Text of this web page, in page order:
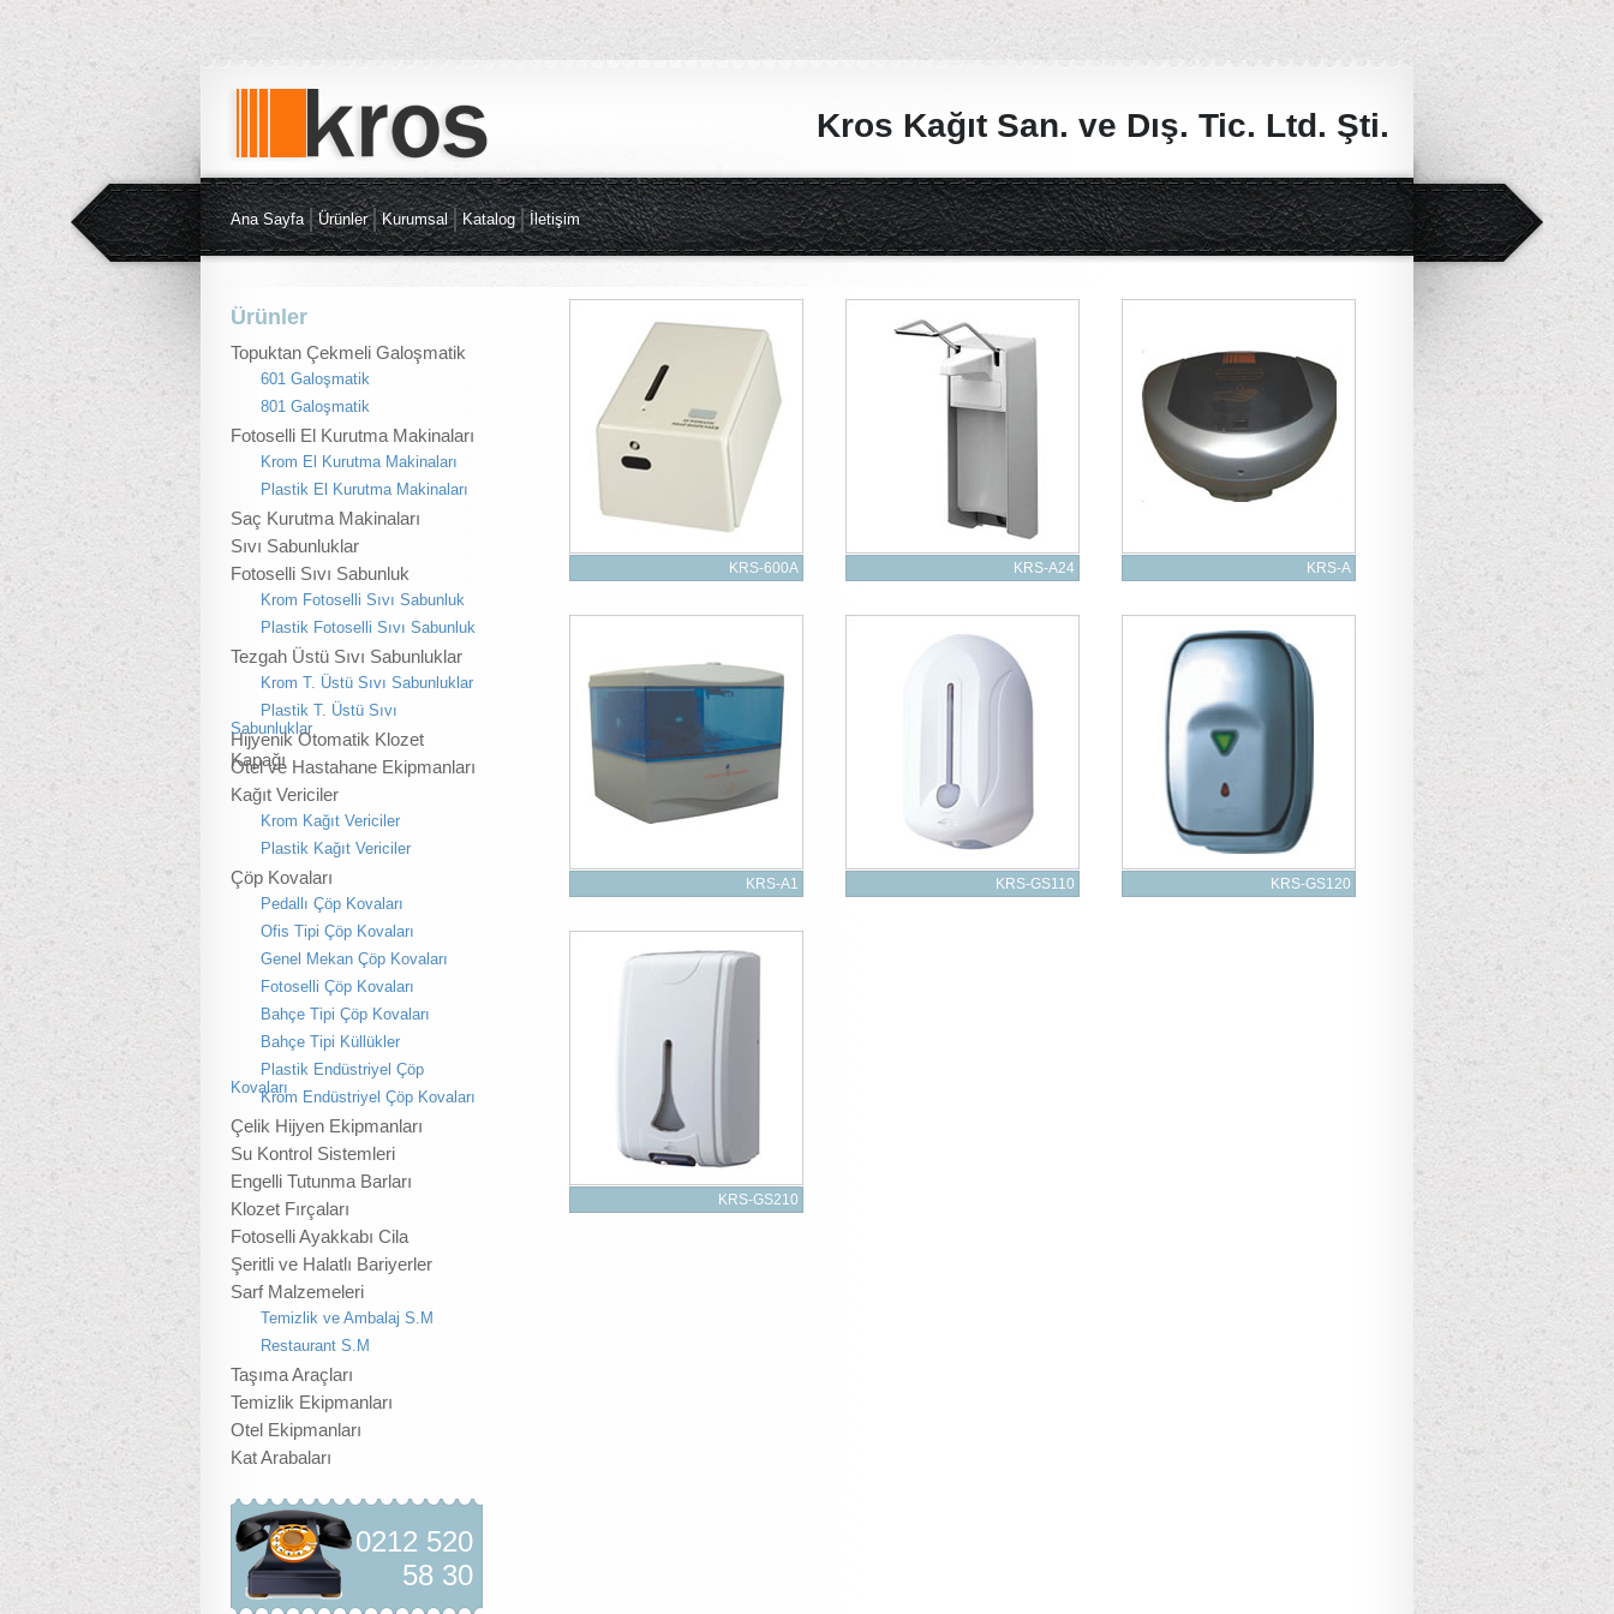
Kros Kağıt San. ve Dış. Tic. Ltd. Şti.
Ana Sayfa Ürünler Kurumsal Katalog İletişim
Ürünler
Topuktan Çekmeli Galoşmatik
601 Galoşmatik
801 Galoşmatik
Fotoselli El Kurutma Makinaları
Krom El Kurutma Makinaları
Plastik El Kurutma Makinaları
Saç Kurutma Makinaları
Sıvı Sabunluklar
Fotoselli Sıvı Sabunluk
Krom Fotoselli Sıvı Sabunluk
Plastik Fotoselli Sıvı Sabunluk
Tezgah Üstü Sıvı Sabunluklar
Krom T. Üstü Sıvı Sabunluklar
Plastik T. Üstü Sıvı
Sabunluklar
Hijyenik Otomatik Klozet
Kapağı
Otel ve Hastahane Ekipmanları
Kağıt Vericiler
Krom Kağıt Vericiler
Plastik Kağıt Vericiler
Çöp Kovaları
Pedallı Çöp Kovaları
Ofis Tipi Çöp Kovaları
Genel Mekan Çöp Kovaları
Fotoselli Çöp Kovaları
Bahçe Tipi Çöp Kovaları
Bahçe Tipi Küllükler
Plastik Endüstriyel Çöp
Kovaları
Krom Endüstriyel Çöp Kovaları
Çelik Hijyen Ekipmanları
Su Kontrol Sistemleri
Engelli Tutunma Barları
Klozet Fırçaları
Fotoselli Ayakkabı Cila
Şeritli ve Halatlı Bariyerler
Sarf Malzemeleri
Temizlik ve Ambalaj S.M
Restaurant S.M
Taşıma Araçları
Temizlik Ekipmanları
Otel Ekipmanları
Kat Arabaları
0212 520
58 30
KRS-600A KRS-A24 KRS-A
KRS-A1 KRS-GS110 KRS-GS120
KRS-GS210